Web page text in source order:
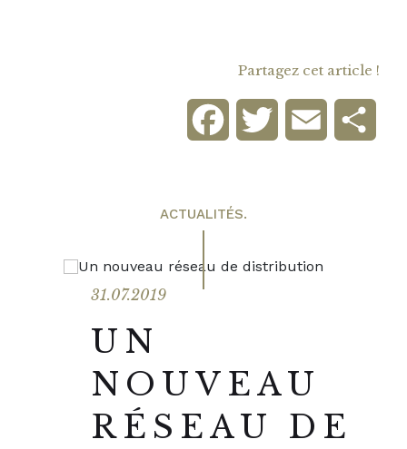
Partagez cet article !
FacebookTwitter Email
ACTUALITÉS.
31.07.2019
UN
NOUVEAU
RÉSEAU DE